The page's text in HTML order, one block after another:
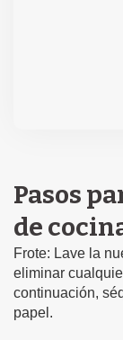
Pasos
de
Frote: Lave la
eliminar
continuación,
papel.